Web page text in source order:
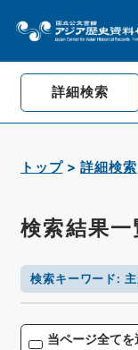
詳細検索
トップ 詳細検索
検索結果一
検索キーワード :
当ページ全て